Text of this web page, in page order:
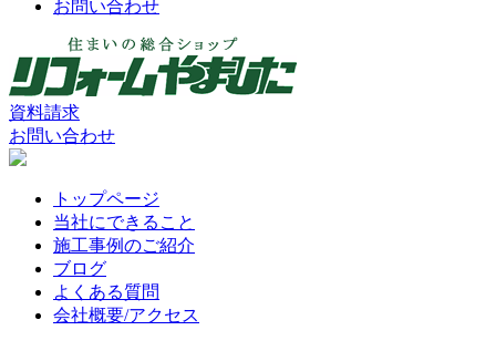
お問い合わせ
資料請求
お問い合わせ
トップページ
当社にできること
施工事例のご紹介
ブログ
よくある質問
会社概要/アクセス